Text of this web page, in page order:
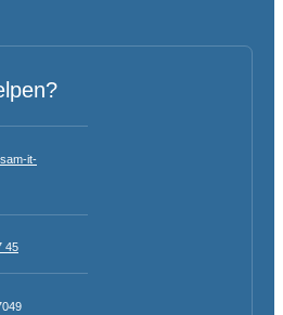
it-
45